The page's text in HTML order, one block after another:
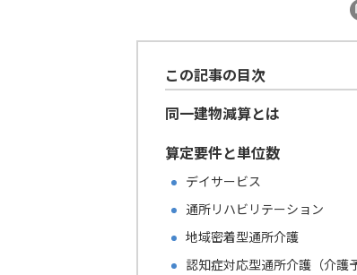
この記事の目次
同一建物減算とは
算定要件と単位数
デイサービス
通所リハビリテーション
地域密着型通所介護
認知症対応型通所介護（介護